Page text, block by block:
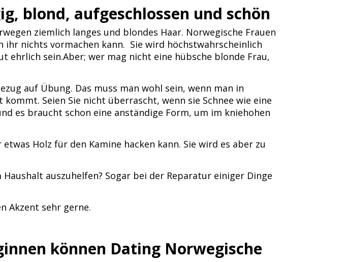
blond, aufgeschlossen und schön
ziemlich langes und blondes Haar. Norwegische Frauen
nichts vormachen kann. Sie wird höchstwahrscheinlich
ehrlich sein.Aber; wer mag nicht eine hübsche blonde Frau,
auf Übung. Das muss man wohl sein, wenn man in
Seien Sie nicht überrascht, wenn sie Schnee wie eine
es braucht schon eine anständige Form, um im kniehohen
Holz für den Kamine hacken kann. Sie wird es aber zu
auszuhelfen? Sogar bei der Reparatur einiger Dinge
Akzent sehr gerne.
können Dating Norwegische